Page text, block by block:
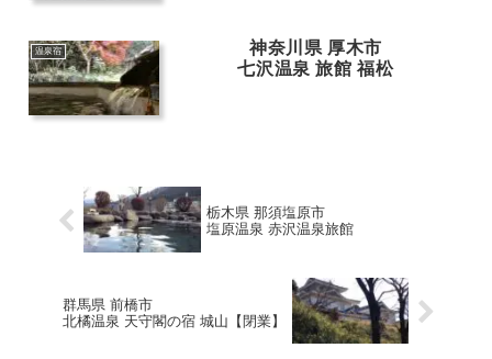
温泉宿
神奈川県 厚木市
七沢温泉 旅館 福松
栃木県 那須塩原市
塩原温泉 赤沢温泉旅館
群馬県 前橋市
北橘温泉 天守閣の宿 城山【閉業】